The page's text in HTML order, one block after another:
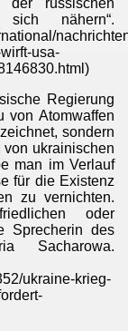
der russischen
nähern“.
usa-
Regierung
Atomwaffen
sondern
ukrainischen
man im Verlauf
für die Existenz
zu vernichten.
oder
Sprecherin des
Sacharowa.
ukraine-krieg-